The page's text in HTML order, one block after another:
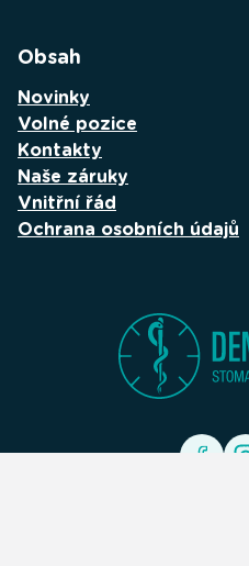
Obsah
Novinky
Volné pozice
Kontakty
Naše záruky
Vnitřní řád
Ochrana osobních údajů